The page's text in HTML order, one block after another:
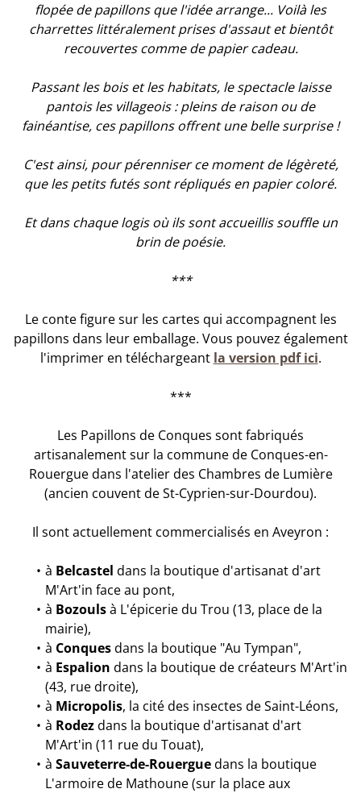
flopée de papillons que l'idée arrange... Voilà les
charrettes littéralement prises d'assaut et bientôt
recouvertes comme de papier cadeau.
Passant les bois et les habitats, le spectacle laisse
pantois les villageois : pleins de raison ou de
fainéantise, ces papillons offrent une belle surprise !
C'est ainsi, pour pérenniser ce moment de légèreté,
que les petits futés sont répliqués en papier coloré.
Et dans chaque logis où ils sont accueillis souffle un
brin de poésie.
***
Le conte figure sur les cartes qui accompagnent les
papillons dans leur emballage. Vous pouvez également
l'imprimer en téléchargeant la version pdf ici.
***
Les Papillons de Conques sont fabriqués
artisanalement sur la commune de Conques-en-
Rouergue dans l'atelier des Chambres de Lumière
(ancien couvent de St-Cyprien-sur-Dourdou).
Il sont actuellement commercialisés en Aveyron :
à Belcastel dans la boutique d'artisanat d'art
M'Art'in face au pont,
à Bozoulsà L'épicerie du Trou (13, place de la
mairie),
à Conquesdans la boutique "Au Tympan",
à Espalion dans la boutique de créateurs M'Art'in
(43, rue droite),
à Micropolis, la cité des insectes de Saint-Léons,
à Rodezdans la boutique d'artisanat d'art
M'Art'in (11 rue du Touat),
à Sauveterre-de-Rouerguedans la boutique
L'armoire de Mathoune (sur la place aux